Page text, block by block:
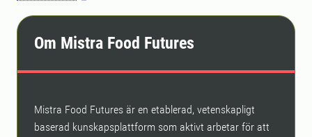
Om Mistra Food Futures
Mistra Food Futures är en etablerad, vetenskapligt
baserad kunskapsplattform som aktivt arbetar för att